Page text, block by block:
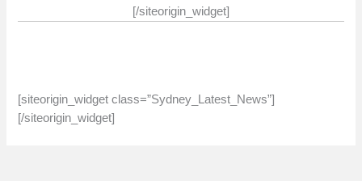
[/siteorigin_widget]
[siteorigin_widget class=”Sydney_Latest_News”]
[/siteorigin_widget]